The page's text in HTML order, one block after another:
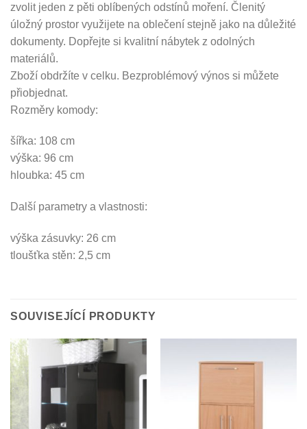
zvolit jeden z pěti oblíbených odstínů moření. Členitý
úložný prostor využijete na oblečení stejně jako na důležité
dokumenty. Dopřejte si kvalitní nábytek z odolných
materiálů.
Zboží obdržíte v celku. Bezproblémový výnos si můžete
přiobjednat.
Rozměry komody:
šířka: 108 cm
výška: 96 cm
hloubka: 45 cm
Další parametry a vlastnosti:
výška zásuvky: 26 cm
tloušťka stěn: 2,5 cm
SOUVISEJÍCÍ PRODUKTY